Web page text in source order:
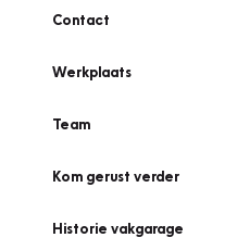
Contact
Werkplaats
Team
Kom gerust verder
Historie vakgarage